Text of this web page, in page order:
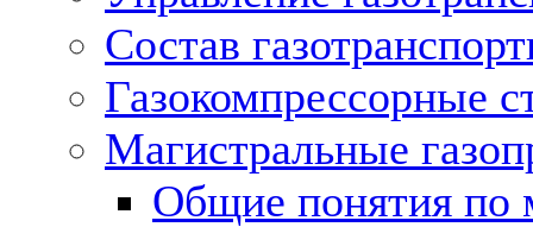
Состав
Газокомпрессорные
Магистральные
Общие понятия по